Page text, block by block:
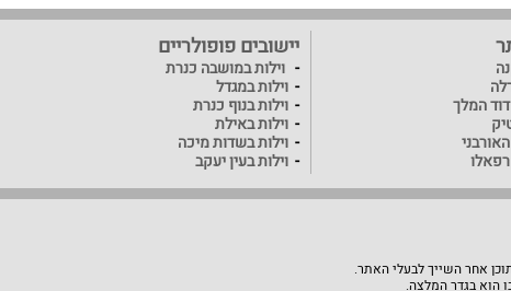
דוד המלך
יישובים פופולריים
וילות במושבה כנרת
וילות במגדל
וילות בנוף כנרת
וילות באילת
וילות בשדות מיכה
וילות בעין יעקב
אחר השייך לבעלי האתר.